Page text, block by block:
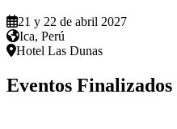
21 y 22 de abril 2027
Ica, Perú
Hotel Las Dunas
Eventos Finalizados